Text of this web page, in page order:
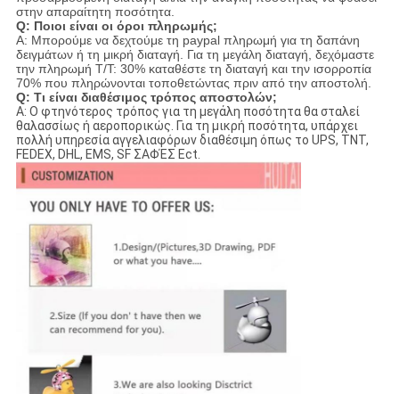
στην απαραίτητη ποσότητα.
Q: Ποιοι είναι οι όροι πληρωμής;
Α: Μπορούμε να δεχτούμε τη paypal πληρωμή για τη δαπάνη
δειγμάτων ή τη μικρή διαταγή. Για τη μεγάλη διαταγή, δεχόμαστε
την πληρωμή T/T: 30% καταθέστε τη διαταγή και την ισορροπία
70% που πληρώνονται τοποθετώντας πριν από την αποστολή.
Q: Τι είναι διαθέσιμος τρόπος αποστολών;
Α: Ο φτηνότερος τρόπος για τη μεγάλη ποσότητα θα σταλεί
θαλασσίως ή αεροπορικώς. Για τη μικρή ποσότητα, υπάρχει
πολλή υπηρεσία αγγελιαφόρων διαθέσιμη όπως το UPS, TNT,
FEDEX, DHL, EMS, SF ΣΑΦΈΣ Ect.